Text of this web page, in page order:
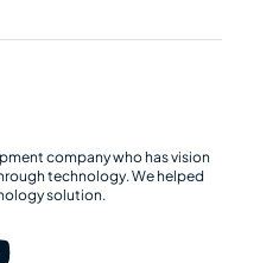
company who has vision
technology. We helped
solution.